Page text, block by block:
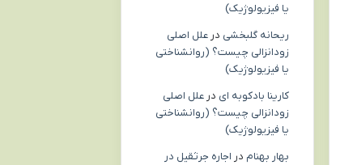
یا فیزیولوژیک)
ریحانه گلبخشی در علل اصلی
زودانزالی چیست؟ (روانشناختی
یا فیزیولوژیک)
کارینا بادکوبه ای در علل اصلی
زودانزالی چیست؟ (روانشناختی
یا فیزیولوژیک)
بهار بهنام در اجاره جرثقیل در